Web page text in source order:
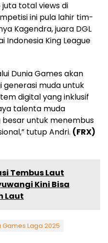
total views di
ini pula lahir tim-
Kagendra, juara DGL
Indonesia King League
Dunia Games akan
muda untuk
digital yang inklusif
talenta muda
besar untuk menembus
tutup Andri. (FRX)
Tembus Laut
Kini Bisa
Laut
Games Laga 2025